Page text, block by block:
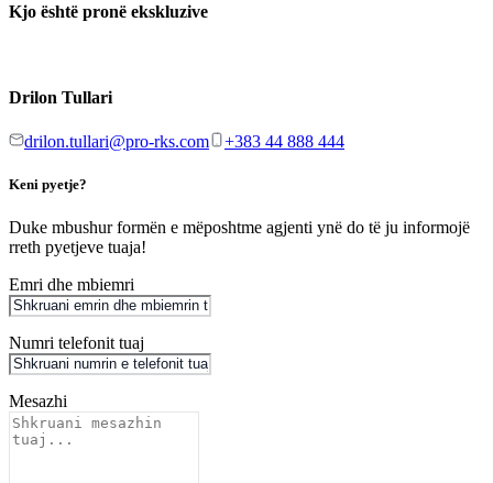
Kjo është pronë ekskluzive
Drilon Tullari
drilon.tullari@pro-rks.com +383 44 888 444
Keni pyetje?
Duke mbushur formën e mëposhtme agjenti ynë do të ju informojë
rreth pyetjeve tuaja!
Emri dhe mbiemri
Numri telefonit tuaj
Mesazhi